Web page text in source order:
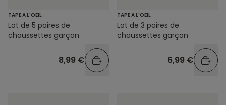
TAPE A L'OEIL
Lot de 5 paires de
chaussettes garçon
8,99 €
TAPE A L'OEIL
Lot de 3 paires de
chaussettes garçon
6,99 €